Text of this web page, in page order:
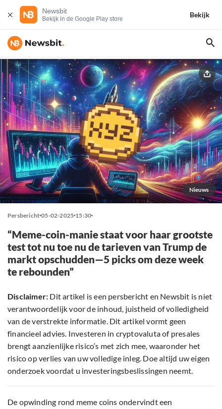
Newsbit
Bekijk in de Google Play store
Bekijk
Nieuws
Persbericht 05-02-2025 15:30
“Meme-coin-manie staat voor haar grootste
test tot nu toe nu de tarieven van Trump de
markt opschudden—5 picks om deze week
te rebounden”
Disclaimer: Dit artikel is een persbericht en Newsbit is niet
verantwoordelijk voor de inhoud, juistheid of volledigheid
van de verstrekte informatie. Dit artikel vormt geen
financieel advies. Investeren in cryptovaluta of presales
brengt aanzienlijke risico’s met zich mee, waaronder het
risico op verlies van uw volledige inleg. Doe altijd uw eigen
onderzoek voordat u investeringsbeslissingen neemt.
De opwinding rond meme coins ondervindt een